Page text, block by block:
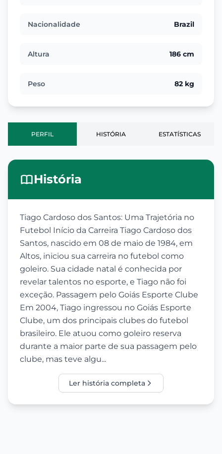
Nacionalidade Brazil
Altura 186 cm
Peso 82 kg
PERFIL HISTÓRIA ESTATÍSTICAS
História
Tiago Cardoso dos Santos: Uma Trajetória no
Futebol Início da Carreira Tiago Cardoso dos
Santos, nascido em 08 de maio de 1984, em
Altos, iniciou sua carreira no futebol como
goleiro. Sua cidade natal é conhecida por
revelar talentos no esporte, e Tiago não foi
exceção. Passagem pelo Goiás Esporte Clube
Em 2004, Tiago ingressou no Goiás Esporte
Clube, um dos principais clubes do futebol
brasileiro. Ele atuou como goleiro reserva
durante a maior parte de sua passagem pelo
clube, mas teve algu...
Ler história completa